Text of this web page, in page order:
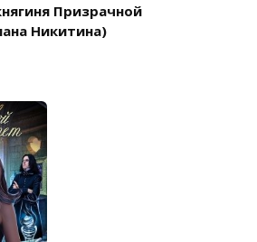
Призрачной
Никитина)